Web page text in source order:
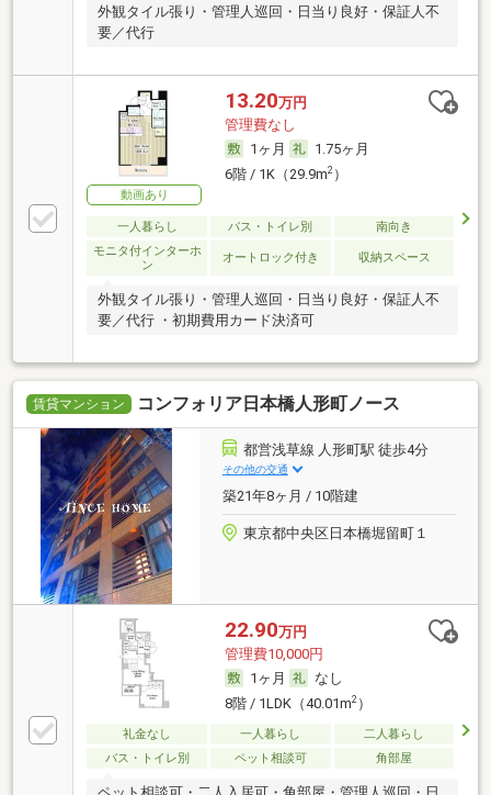
外観タイル張り・管理人巡回・日当り良好・保証人不
要／代行
動画あり
13.20万円
管理費なし
1ヶ月
1.75ヶ月
6階 / 1K（29.9m2）
一人暮らし バス・トイレ別
南向き
モニタ付インターホ
ン
オートロック付き 収納スペース
外観タイル張り・管理人巡回・日当り良好・保証人不
要／代行 ・初期費用カード決済可
賃貸マンション コンフォリア日本橋人形町ノース
都営浅草線 人形町駅 徒歩4分
その他の交通
築21年8ヶ月 / 10階建
東京都中央区日本橋堀留町１
22.90万円
管理費10,000円
1ヶ月
なし
8階 / 1LDK（40.01m2）
礼金なし 一人暮らし
二人暮らし
バス・トイレ別
ペット相談可 角部屋